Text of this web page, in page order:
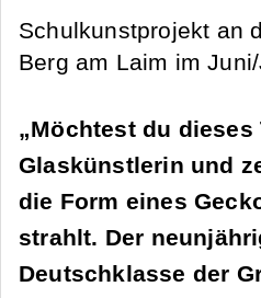
Schulkunstprojekt an
Berg am Laim im
„Möchtest du dieses
Glaskünstlerin und
die Form eines
strahlt. Der
Deutschklasse der